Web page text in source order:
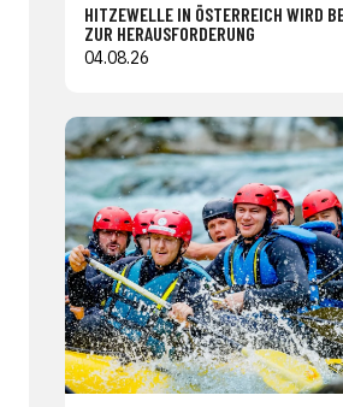
HITZEWELLE IN ÖSTERREICH WIRD
ZUR HERAUSFORDERUNG
04.08.26